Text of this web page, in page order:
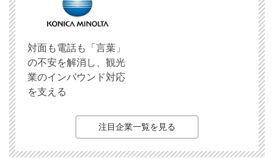
対面も電話も「言葉」
の不安を解消し、観光
業のインバウンド対応
を支える
注目企業一覧を見る